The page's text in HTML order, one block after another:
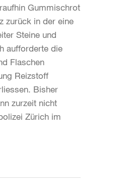
Gummischrot
zurück in der eine
Steine und
aufforderte die
Flaschen
Reizstoff
Bisher
zurzeit nicht
Zürich im